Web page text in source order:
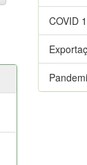
COVID